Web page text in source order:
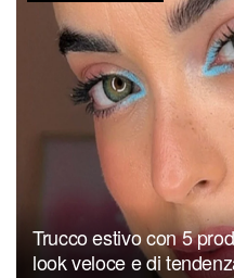
Trucco estivo con 5
look veloce e di